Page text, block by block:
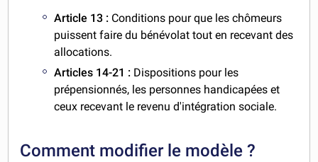
Article 13 : Conditions pour que les chômeurs
puissent faire du bénévolat tout en recevant des
allocations.
Articles 14-21 : Dispositions pour les
prépensionnés, les personnes handicapées et
ceux recevant le revenu d'intégration sociale.
Comment modifier le modèle ?